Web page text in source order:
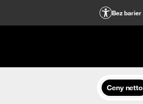
Bez barier
Ceny netto